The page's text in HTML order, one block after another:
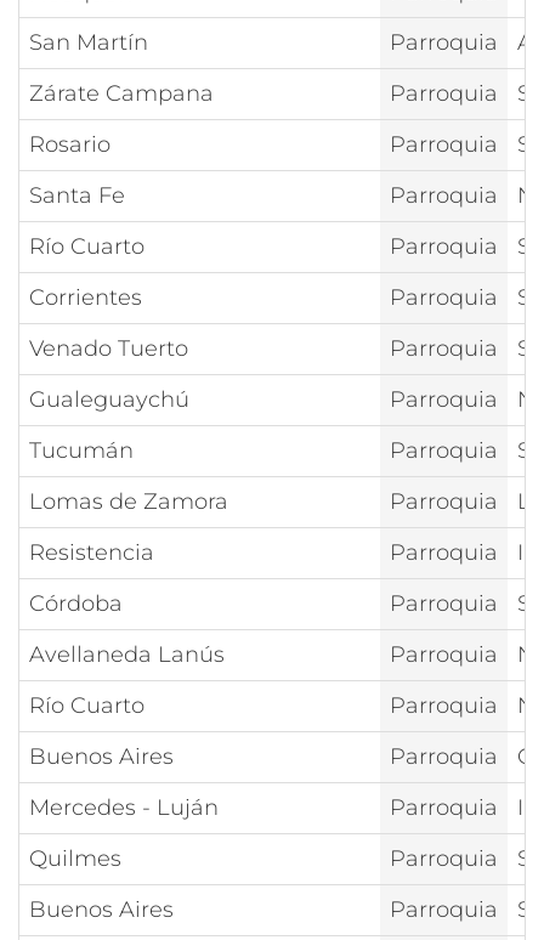
San Martín
Parroquia
Zárate Campana
Parroquia
Rosario
Parroquia
Santa Fe
Parroquia
Río Cuarto
Parroquia
S
Corrientes
Parroquia
Venado Tuerto
Parroquia
Gualeguaychú
Parroquia
Tucumán
Parroquia
Lomas de Zamora
Parroquia
Resistencia
Parroquia
Córdoba
Parroquia
Avellaneda Lanús
Parroquia
Río Cuarto
Parroquia
Buenos Aires
Parroquia
Mercedes - Luján
Parroquia
Quilmes
Parroquia
Buenos Aires
Parroquia